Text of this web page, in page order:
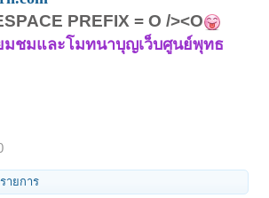
PREFIX = O /><O
มชมและโมทนาบุญเว็บศูนย์พุทธ
ายการ